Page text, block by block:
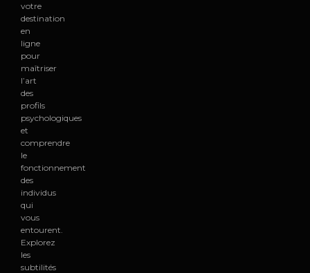
votre
destination
en
ligne
pour
maîtriser
l’art
des
profils
psychologiques
et
comprendre
le
fonctionnement
des
individus
qui
vous
entourent.
Explorez
les
subtilités